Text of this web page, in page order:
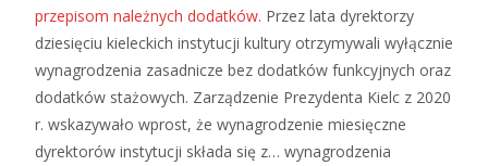
przepisom należnych dodatków. Przez lata dyrektorzy
dziesięciu kieleckich instytucji kultury otrzymywali wyłącznie
wynagrodzenia zasadnicze bez dodatków funkcyjnych oraz
dodatków stażowych. Zarządzenie Prezydenta Kielc z 2020
r. wskazywało wprost, że wynagrodzenie miesięczne
dyrektorów instytucji składa się z… wynagrodzenia